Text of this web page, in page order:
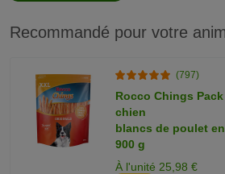
Recommandé pour votre
(797)
Rocco Chings
chien
blancs de poulet
900 g
À l'unité 25,98 €